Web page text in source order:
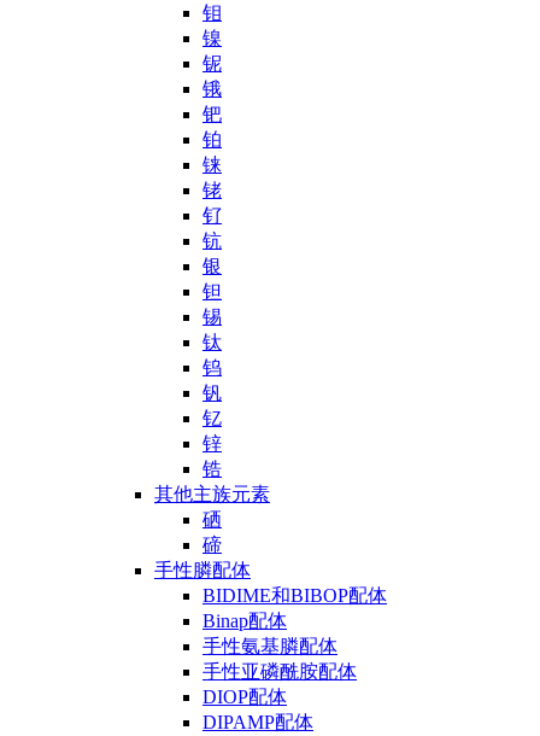
钼
镍
铌
锇
钯
铂
铼
铑
钌
钪
银
钽
锡
钛
钨
钒
钇
锌
锆
其他主族元素
硒
碲
手性膦配体
BIDIME和BIBOP配体
Binap配体
手性氨基膦配体
手性亚磷酰胺配体
DIOP配体
DIPAMP配体